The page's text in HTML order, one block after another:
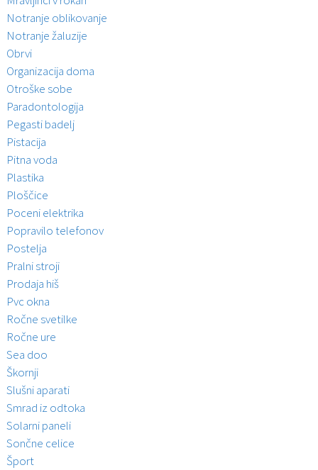
Notranje oblikovanje
Notranje žaluzije
Obrvi
Organizacija doma
Otroške sobe
Paradontologija
Pegasti badelj
Pistacija
Pitna voda
Plastika
Ploščice
Poceni elektrika
Popravilo telefonov
Postelja
Pralni stroji
Prodaja hiš
Pvc okna
Ročne svetilke
Ročne ure
Sea doo
Škornji
Slušni aparati
Smrad iz odtoka
Solarni paneli
Sončne celice
Šport